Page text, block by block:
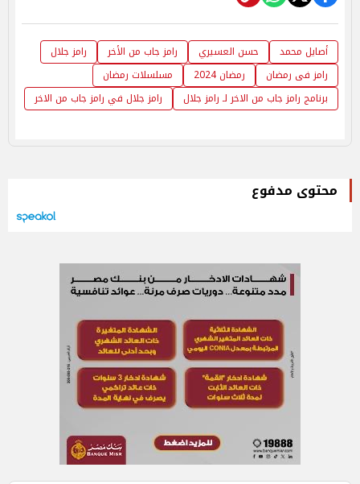
أصايل محمد حسن العسيري رامز جاب من الأخر
رامز جلال
رامز فى رمضان
رمضان 2024
مسلسلات رمضان
برنامج رامز جاب من الاخر لـ رامز جلال
رامز جلال في رامز جاب من الاخر
محتوى مدفوع